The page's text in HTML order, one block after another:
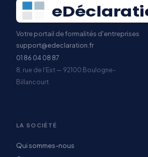
Votre portail de formalités d'entreprises
support@edeclaration.fr
01 86 04 08 87
8, rue de l'Est — 92100 Boulogne-
Billancourt
LA SOCIÉTÉ
Qui sommes-nous